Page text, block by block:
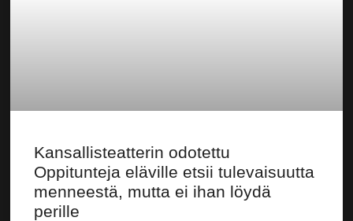
Kansallisteatterin odotettu
Oppitunteja eläville etsii tulevaisuutta
menneestä, mutta ei ihan löydä
perille